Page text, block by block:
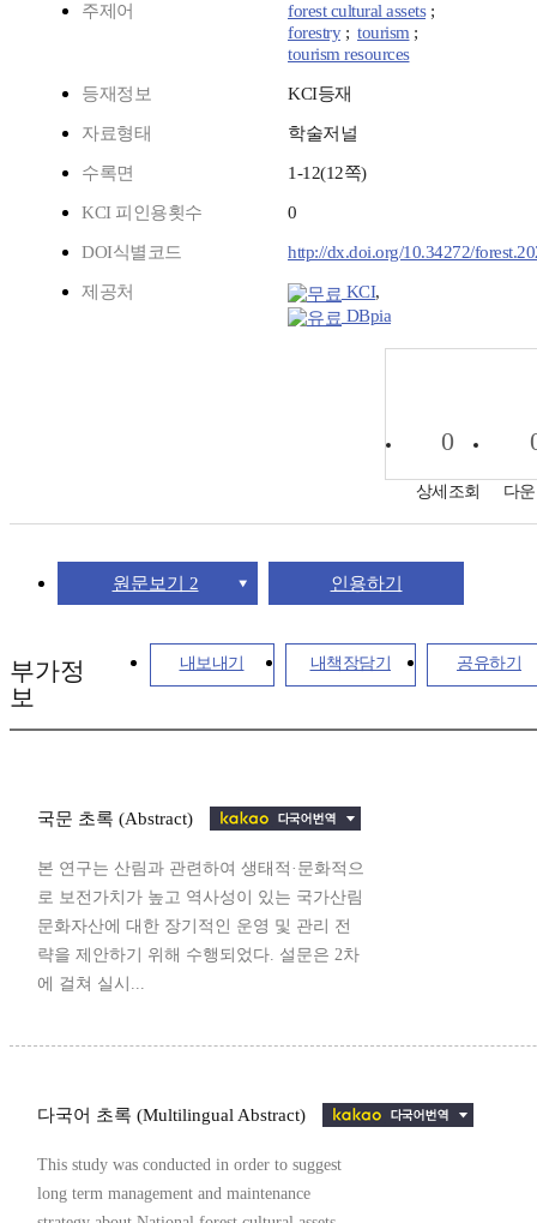
주제어 forest cultural assets;
forestry; tourism;
tourism resources
등재정보 KCI등재
자료형태 학술저널
수록면 1-12(12쪽)
KCI 피인용횟수 0
DOI식별코드 http://dx.doi.org/10.34272/
제공처 KCI,
DBpia
0
상세조회 다
원문보기 2 인용하기
내보내기 내책장담기 공유하기
부가정
보
국문 초록 (Abstract)
본 연구는 산림과 관련하여 생태적·문화적으
로 보전가치가 높고 역사성이 있는 국가산림
문화자산에 대한 장기적인 운영 및 관리 전
략을 제안하기 위해 수행되었다. 설문은 2차
에 걸쳐 실시...
다국어 초록 (Multilingual Abstract)
This study was conducted in order to suggest
long term management and maintenance